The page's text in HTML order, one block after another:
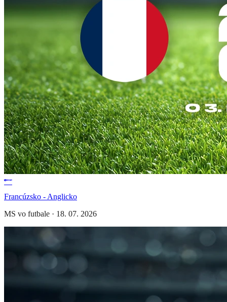
Francúzsko - Anglicko
MS vo futbale · 18. 07. 2026